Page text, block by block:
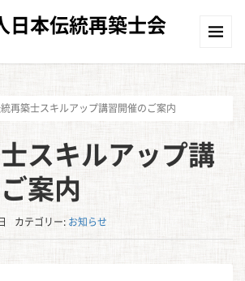
日本伝統再築士会
再築士スキルアップ講習開催のご案内
スキルアップ講
案内
カテゴリー:お知らせ